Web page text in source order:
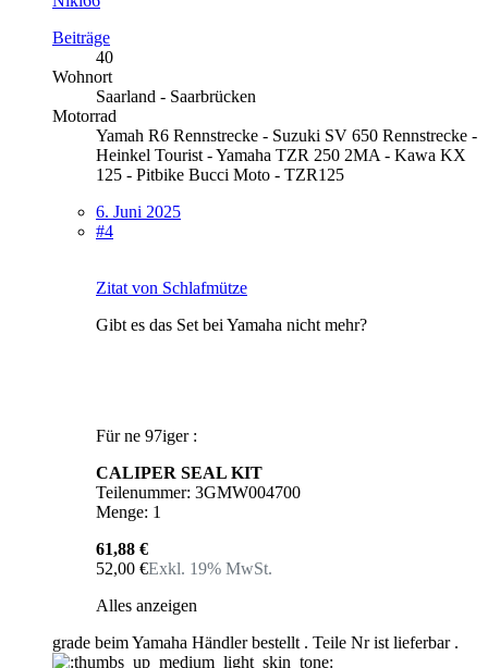
Beiträge
40
Wohnort
Saarland - Saarbrücken
Motorrad
Yamah R6 Rennstrecke - Suzuki SV 650 Rennstrecke -
Heinkel Tourist - Yamaha TZR 250 2MA - Kawa KX
125 - Pitbike Bucci Moto - TZR125
6. Juni 2025
#4
Zitat von Schlafmütze
Gibt es das Set bei Yamaha nicht mehr?
Für ne 97iger :
CALIPER SEAL KIT
Teilenummer: 3GMW004700
Menge: 1
61,88 €
52,00 €Exkl. 19% MwSt.
Alles anzeigen
grade beim Yamaha Händler bestellt . Teile Nr ist lieferbar .